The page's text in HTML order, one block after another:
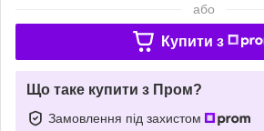
або
Купити з
Що таке купити з Пром?
Замовлення під захистом